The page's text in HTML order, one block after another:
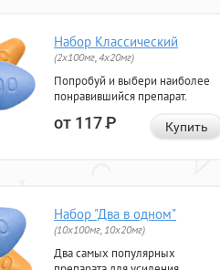
Набор Классический
(2x100мг, 4x20мг)
Попробуй и выбери наиболее
понравившийся препарат.
от 117Р Купить
Набор "Два в одном"
(10x100мг, 10x20мг)
Два самых популярных